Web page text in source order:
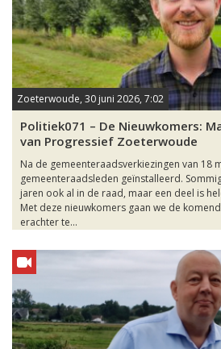
Zoeterwoude, 30 juni 2026, 7:02
Politiek071 – De Nieuwkomers:
van Progressief Zoeterwoude
Na de gemeenteraadsverkiezingen van 18
gemeenteraadsleden geïnstalleerd.
jaren ook al in de raad, maar een deel is
Met deze nieuwkomers gaan we de
erachter te...